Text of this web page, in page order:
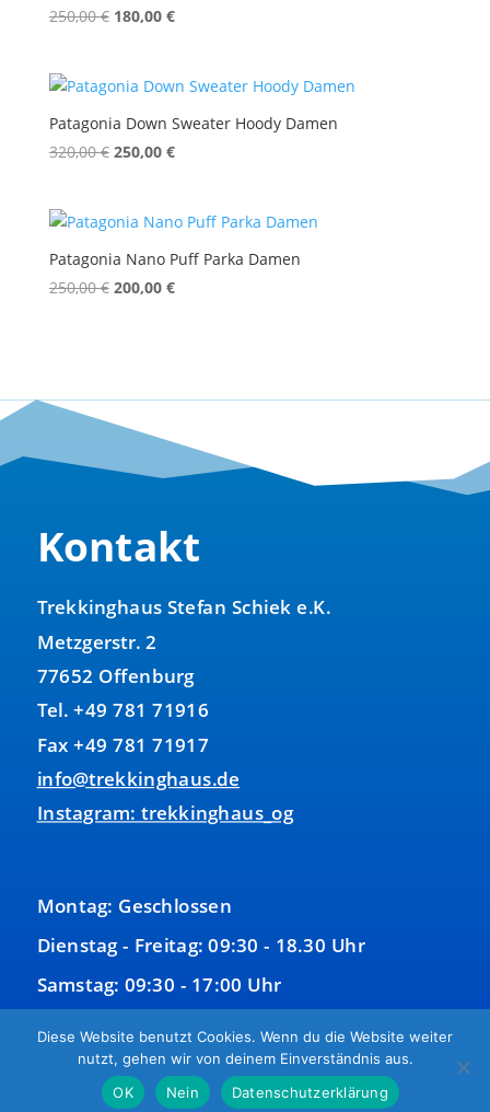
250,00€ Ursprünglicher
250,00 €
180,00 €Aktueller
180,00 €.
Patagonia Down Sweater Hoody Damen
320,00€ Ursprünglicher
320,00 €
250,00 €Aktueller
250,00 €.
Patagonia Nano Puff Parka Damen
250,00€ Ursprünglicher
200,00 €Aktueller
Kontakt
Trekkinghaus Stefan Schiek e.K.
Metzgerstr. 2
77652 Offenburg
Tel. +49 781 71916
Fax +49 781 71917
info@trekkinghaus.de
Instagram: trekkinghaus_og
Montag: Geschlossen
Dienstag - Freitag: 09:30 - 18.30 Uhr
Samstag: 09:30 - 17:00 Uhr
Diese Website benutzt Cookies. Wenn du die Website weiter
nutzt, gehen wir von deinem Einverständnis aus.
OK
Nein Datenschutzerklärung